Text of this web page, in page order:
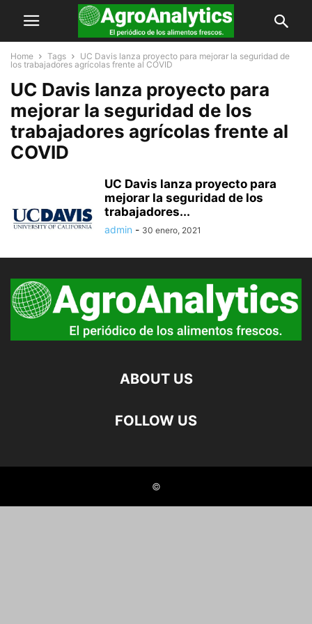
Home Tags
UC Davis lanza proyecto para mejorar la seguridad de
los trabajadores agrícolas frente al COVID
UC Davis lanza proyecto para
mejorar la seguridad de los
trabajadores agrícolas frente al
COVID
UC Davis lanza proyecto para
mejorar la seguridad de los
trabajadores...
admin - 30 enero, 2021
ABOUT US
FOLLOW US
©